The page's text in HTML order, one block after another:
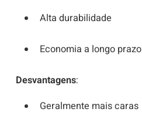
Alta durabilidade
Economia a longo prazo
Desvantagens:
Geralmente mais caras